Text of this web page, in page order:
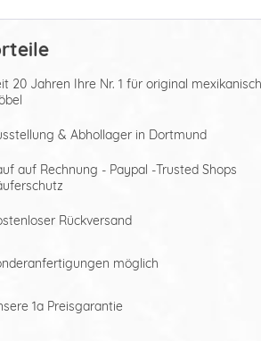
20 Jahren Ihre Nr. 1 für original
& Abhollager in Dortmund
auf Rechnung - Paypal -Trusted Shops
Rückversand
möglich
1a Preisgarantie